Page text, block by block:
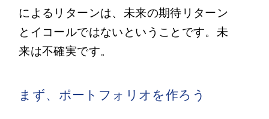
によるリターンは、未来の期待リターン
とイコールではないということです。未
来は不確実です。
まず、ポートフォリオを作ろう